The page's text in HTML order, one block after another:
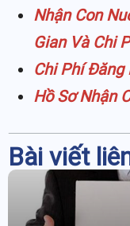
Nhận Con
Gian Và Chi
Chi Phí Đăng
Hồ Sơ Nhận
Bài viết